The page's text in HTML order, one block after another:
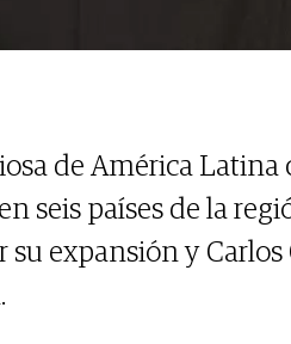
de América Latina
seis países de la
expansión y